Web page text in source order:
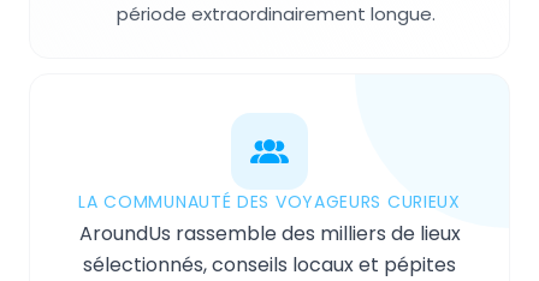
période extraordinairement longue.
LA COMMUNAUTÉ DES VOYAGEURS CURIEUX
AroundUs rassemble des milliers de lieux
sélectionnés, conseils locaux et pépites